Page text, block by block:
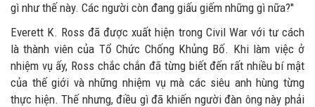
gì như thế này. Các người còn đang giấu giếm những gì nữa?"
Everett K. Ross đã được xuất hiện trong Civil War với tư cách
là thành viên của Tổ Chức Chống Khủng Bố. Khi làm việc ở
nhiệm vụ ấy, Ross chắc chắn đã từng biết đến rất nhiều bí mật
của thế giới và những nhiệm vụ mà các siêu anh hùng từng
thực hiện. Thế nhưng, điều gì đã khiến người đàn ông này phải